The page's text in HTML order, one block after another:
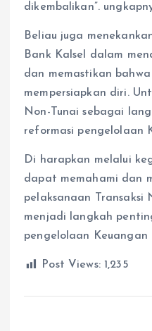
dikembalikan”.
Beliau juga
Bank Kalsel dalam
dan memastikan bahwa
mempersiapkan diri.
Non-Tunai sebagai
reformasi pengelolaan
Di harapkan melalui
dapat memahami dan
pelaksanaan Transaksi
menjadi langkah
pengelolaan Keuangan
Post Views: 1,235